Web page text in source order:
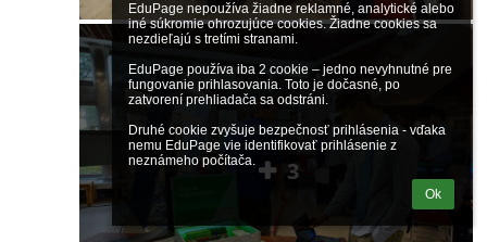
EduPage nepoužíva žiadne reklamné, analytické alebo
iné súkromie ohrozujúce cookies. Žiadne cookies sa
nezdieľajú s tretími stranami.
EduPage používa iba 2 cookie – jedno nevyhnutné pre
fungovanie prihlasovania. Toto je dočasné, po
zatvorení prehliadača sa odstráni.
Druhé cookie zvyšuje bezpečnosť prihlásenia - vďaka
nemu EduPage vie identifikovať prihlásenie z
neznámeho počítača.
Ok
3